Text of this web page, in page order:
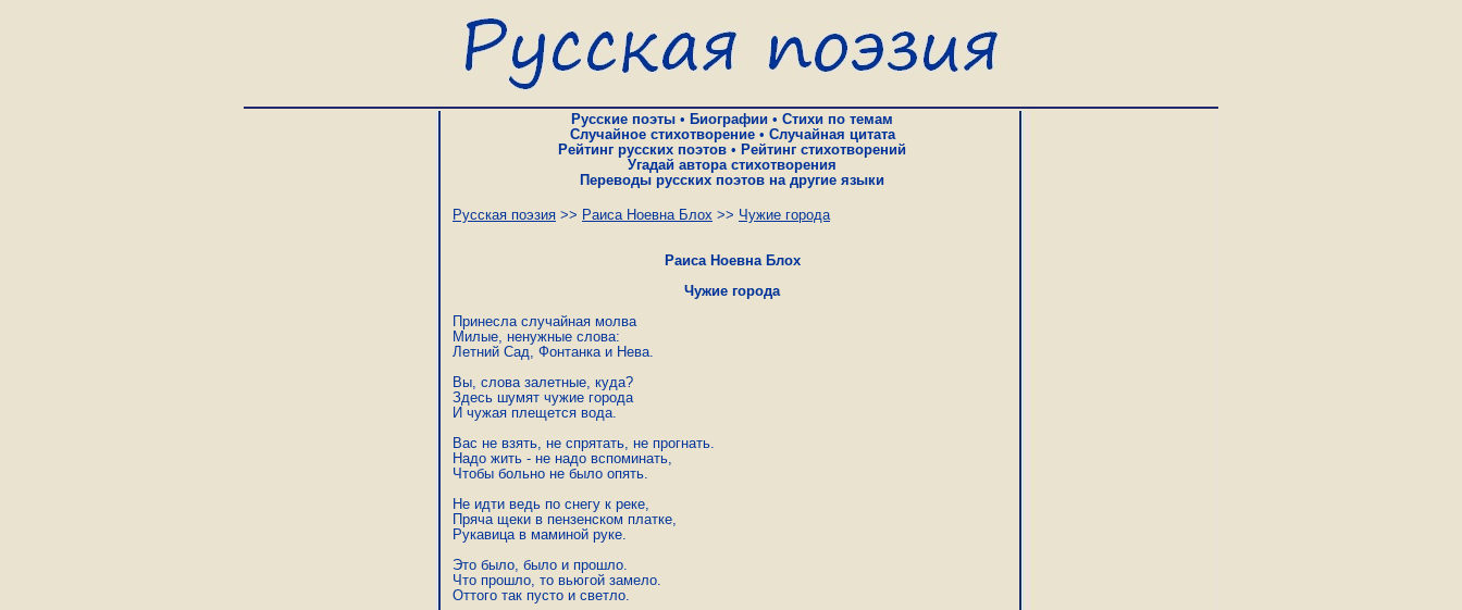
Русские поэты • Биографии • Стихи по темам
Случайное стихотворение• Случайная цитата
Рейтинг русских поэтов • Рейтинг стихотворений
Угадай автора стихотворения
Переводы русских поэтов на другие языки
Русская поэзия >> Раиса Ноевна Блох >> Чужие города
Раиса Ноевна Блох
Чужие города
Принесла случайная молва
Милые, ненужные слова:
Летний Сад, Фонтанка и Нева.
Вы, слова залетные, куда?
Здесь шумят чужие города
И чужая плещется вода.
Вас не взять, не спрятать, не прогнать.
Надо жить - не надо вспоминать,
Чтобы больно не было опять.
Не идти ведь по снегу к реке,
Пряча щеки в пензенском платке,
Рукавица в маминой руке.
Это было, было и прошло.
Что прошло, то вьюгой замело.
Оттого так пусто и светло.